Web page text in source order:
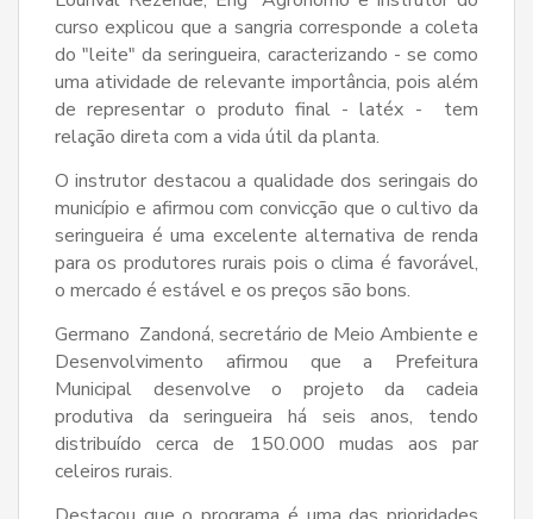
curso explicou que a sangria corresponde a coleta
do "leite" da seringueira, caracterizando - se como
uma atividade de relevante importância, pois além
de representar o produto final - latéx - tem
relação direta com a vida útil da planta.
O instrutor destacou a qualidade dos seringais do
município e afirmou com convicção que o cultivo da
seringueira é uma excelente alternativa de renda
para os produtores rurais pois o clima é favorável,
o mercado é estável e os preços são bons.
Germano Zandoná, secretário de Meio Ambiente e
Desenvolvimento afirmou que a Prefeitura
Municipal desenvolve o projeto da cadeia
produtiva da seringueira há seis anos, tendo
distribuído cerca de 150.000 mudas aos par
celeiros rurais.